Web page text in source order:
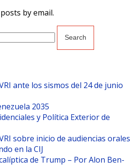
by email.
ante los sismos del 24 de junio
2035
y Política Exterior de
sobre inicio de audiencias orales
en la CIJ
de Trump – Por Alon Ben-